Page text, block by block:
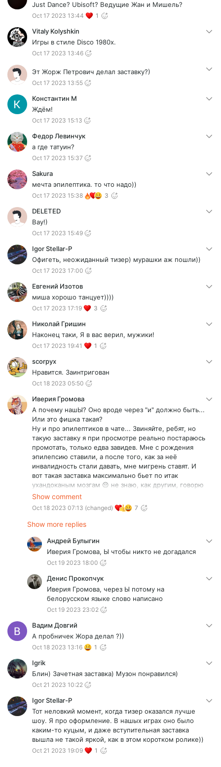
Just Dance? Ubisoft? Ведущие Жан и Мишель?
Oct 17 2023 13:44 1
Vitaly Kolyshkin
Игры в стиле Disco 1980х.
Oct 17 2023 13:46
Эт Жорж Петрович делал заставку?)
Oct 17 2023 13:55
Константин М
Ждём!
Oct 17 2023 15:13
Федор Левинчук
а где татуин?
Oct 17 2023 15:37
Sakura
мечта эпилептика. то что надо))
Oct 17 2023 15:38 3
DELETED
Вау!)
Oct 17 2023 15:49
Igor Stellar-P
Офигеть, неожиданный тизер) мурашки аж пошли))
Oct 17 2023 17:00
Евгений Изотов
миша хорошо танцует))))
Oct 17 2023 17:19 3
Николай Гришин
Наконец таки, Я в вас верил, мужики!
Oct 17 2023 19:41 1
scorpyx
Нравится. Заинтригован
Oct 18 2023 05:50
Иверия Громова
А почему нашЫ? Оно вроде через "и" должно быть...
Или это фишка такая?
Ну и про эпилептиков в чате... Звиняйте, ребят, но
такую заставку я при просмотре реально постараюсь
промотать, только едва завидев. Мне с рождения
эпилепсию ставили, а после того, как за неё
инвалидность стали давать, мне мигрень ставят. И
вот такая заставка максимально бьет по итак
ухандоканым мозгам 😔 не знаю, как другим, говорю
только за себя
P. S. (Для ответных комментариев) У меня не
падучая форма эпилепсии, а мерцательная.
Приступы начинаются с затягивающего все поле
проходит где-то через полчаса, оставляя зрение
дермовым ещё часа два-три и светобоязнь.
Кошмарные головные боли в районе виска. Тошнота
Кратковременное онемение руки, ноги и языка.
Приступ длится от 4 вплоть до 11 часов. Иногда даже
более. А когда наконец отпустит, то потом еще пару-
тройку дней башка дурная, как с адского похмелья -
Show comment
Oct 18 2023 07:13 (changed) 7
Show more replies
Андрей Булыгин
Иверия Громова, Ы чтобы никто не догадался
Oct 19 2023 18:00
Денис Прокопчук
Иверия Громова, через Ы потому на
белорусском языке слово написано
Oct 19 2023 23:02
Вадим Довгий
А пробничек Жора делал ?))
Oct 18 2023 13:16 1
Igrik
Блин) Зачетная заставка) Музон понравился)
Oct 21 2023 10:22
Igor Stellar-P
Тот неловкий момент, когда тизер оказался лучше
шоу. Я про оформление. В нашых играх оно было
каким-то куцым, и даже вступительная заставка
вышла не такой яркой, как в этом коротком ролике))
Oct 21 2023 19:09 1